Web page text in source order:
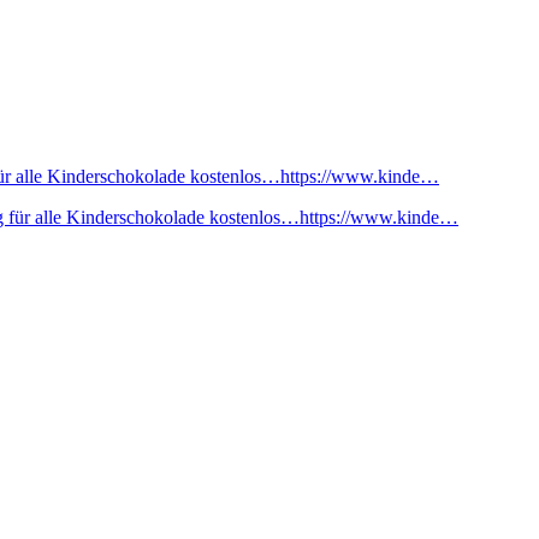
alle Kinderschokolade kostenlos…https://www.kinde…
für alle Kinderschokolade kostenlos…https://www.kinde…